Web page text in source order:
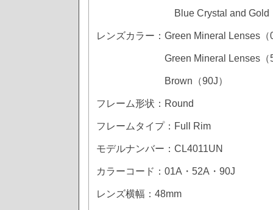
Blue Crystal and Gold（
レンズカラー：Green Mineral Lenses（
Green Mineral Lenses（
Brown（90J）
フレーム形状：Round
フレームタイプ：Full Rim
モデルナンバー：CL4011UN
カラーコード：01A・52A・90J
レンズ横幅：48mm